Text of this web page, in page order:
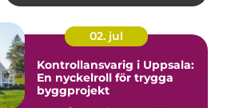
02. jul
Kontrollansvarig i Uppsala:
En nyckelroll för trygga
byggprojekt